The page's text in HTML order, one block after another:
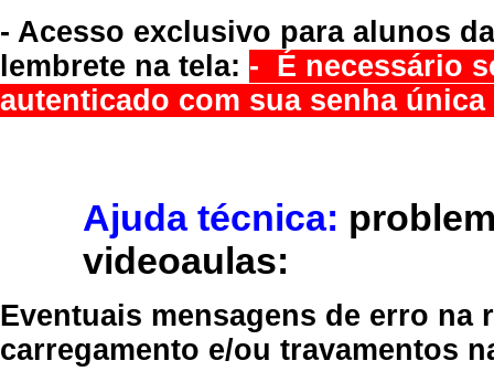
- Acesso exclusivo para alunos
lembrete na tela: - É necessário
autenticado com sua senha
Ajuda técnica:
videoaulas:
Eventuais mensagens de erro
carregamento e/ou travamentos